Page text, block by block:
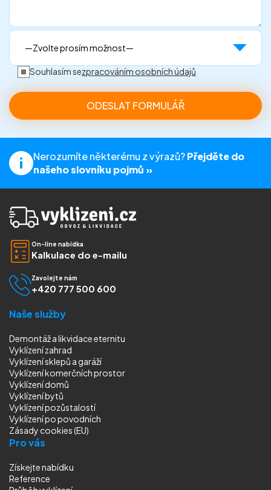
Souhlasím sezpracováním osobních údajů
Nerozumíte některému z výrazů?Přejděte do
našeho slovníku pojmů »
On-line nabídka
Kalkulace do e-mailu
Zavolejte nám
+420 777 500 600
Naše služby
Demontáž a likvidace eternitu
Vyklízení zahrad
Vyklízení sklepů a garáží
Vyklízení komerčních prostor
Vyklízení domů
Vyklízení bytů
Vyklízení pozůstalostí
Vyklízenípo povodních
Zásady cookies (EU)
Pro vás
Získejte nabídku
Reference